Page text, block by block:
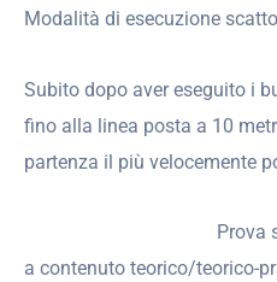
Modalità di esecuzione
Subito dopo aver eseguito i
fino alla linea posta a 10
partenza il più velocemente
Prova
a contenuto teorico/teorico-